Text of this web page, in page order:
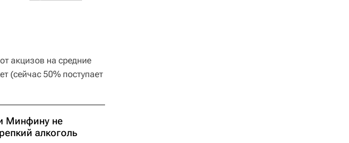
акцизов на средние
(сейчас 50% поступает
Минфину не
алкоголь